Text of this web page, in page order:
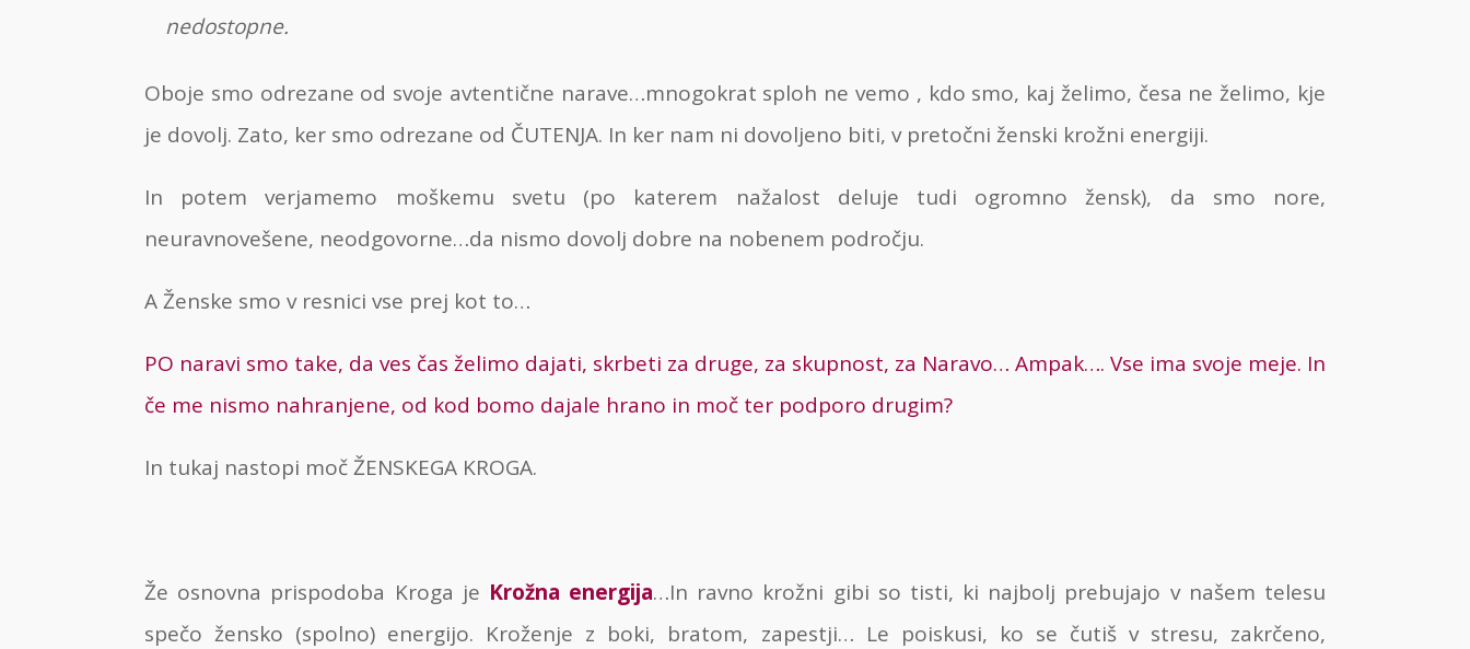
nedostopne.
Oboje smo odrezane od svoje avtentične narave…mnogokrat sploh ne vemo , kdo smo, kaj želimo, česa ne želimo, kje
je dovolj. Zato, ker smo odrezane od ČUTENJA. In ker nam ni dovoljeno biti, v pretočni ženski krožni energiji.
In potem verjamemo moškemu svetu (po katerem nažalost deluje tudi ogromno žensk), da smo nore,
neuravnovešene, neodgovorne…da nismo dovolj dobre na nobenem področju.
A Ženske smo v resnici vse prej kot to…
PO naravi smo take, da ves čas želimo dajati, skrbeti za druge, za skupnost, za Naravo… Ampak…. Vse ima svoje meje. In
če me nismo nahranjene, od kod bomo dajale hrano in moč ter podporo drugim?
In tukaj nastopi moč ŽENSKEGA KROGA.
Že osnovna prispodoba Kroga je Krožna energija…In ravno krožni gibi so tisti, ki najbolj prebujajo v našem telesu
spečo žensko (spolno) energijo. Kroženje z boki, bratom, zapestji… Le poiskusi, ko se čutiš v stresu, zakrčeno,